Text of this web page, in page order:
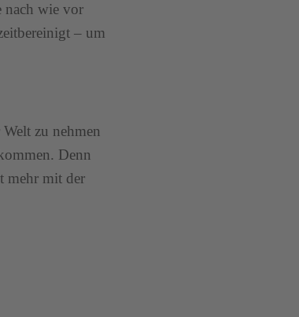
nach wie vor
– um
zu nehmen
Denn
mehr mit der